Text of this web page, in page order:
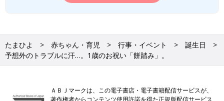
たまひよ 赤ちゃん・育児 行事・イベント
誕生日
予想外のトラブルに汗…。1歳のお祝い「餅踏み」。
ＡＢＪマークは、この電子書店・電子書籍配信サービスが、
著作権者からコンテンツ使用許諾を得た正規版配信サービス